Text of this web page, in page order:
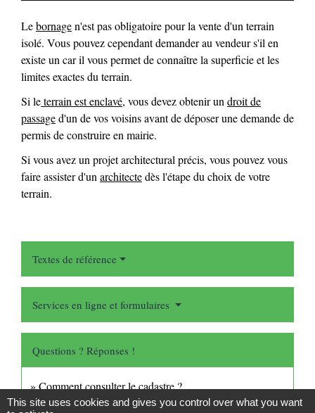
Lebornagen'est pas obligatoire pour la vente d'un terrain
isolé. Vous pouvez cependant demander au vendeur s'il en
existe un car il vous permet de connaître la superficie et les
limites exactes du terrain.
Si leterrain est enclavé, vous devez obtenir undroit de
passaged'un de vos voisins avant de déposer une demande de
permis de construire en mairie.
Si vous avez un projet architectural précis, vous pouvez vous
faire assister d'unarchitectedès l'étape du choix de votre
terrain.
Textes de référence
Services en ligne et formulaires
Questions ? Réponses !
Comment consulter le cadastre ?
This site uses cookies and gives you control over what you want